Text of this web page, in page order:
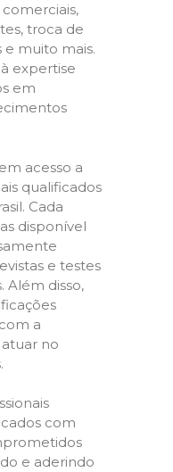
troca de
e muito mais.
expertise
em
acesso a
qualificados
Cada
disponível
e testes
Além disso,
a
no
com
e aderindo